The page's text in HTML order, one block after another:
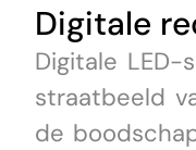
Digitale
Digitale
straatbeeld
de